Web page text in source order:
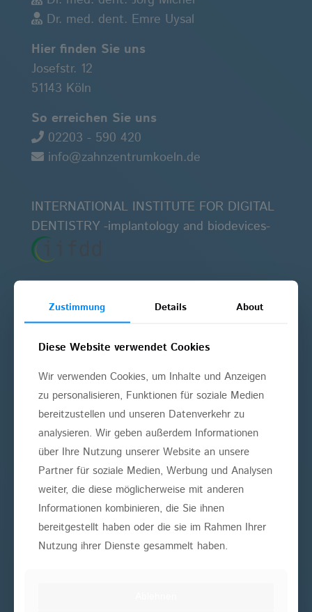
Dr. med. dent. Emre Uysal
Hier finden Sie uns
Josefstr. 12
51143 Köln
So erreichen Sie uns
02203 - 590 420
info@zahnzentrumkoeln.de
INTERNATIONAL INSTITUTE FOR DIGITAL
DENTISTRY -implantology and biodevices-
ÜBERSICHT
Bleaching
Implantate
Kieferorthopädie
Kinderzahnheilkunde
Parodontologie
Schnarchtherapie
Zustimmung Details About
Diese Website verwendet Cookies
Wir verwenden Cookies, um Inhalte und Anzeigen
zu personalisieren, Funktionen für soziale Medien
bereitzustellen und unseren Datenverkehr zu
analysieren. Wir geben außerdem Informationen
über Ihre Nutzung unserer Website an unsere
Partner für soziale Medien, Werbung und Analysen
weiter, die diese möglicherweise mit anderen
Informationen kombinieren, die Sie ihnen
bereitgestellt haben oder die sie im Rahmen Ihrer
Nutzung ihrer Dienste gesammelt haben.